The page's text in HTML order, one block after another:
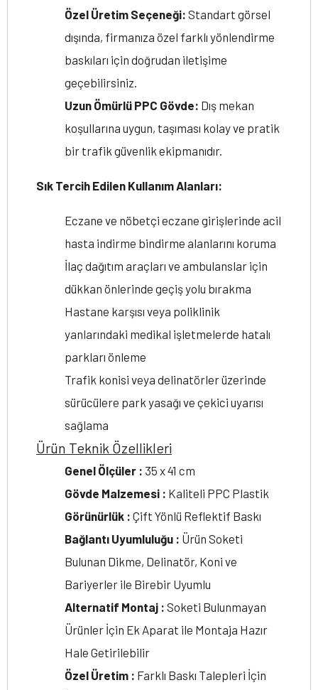
Özel Üretim Seçeneği: Standart görsel
dışında, firmanıza özel farklı yönlendirme
baskıları için doğrudan iletişime
geçebilirsiniz.
Uzun Ömürlü PPC Gövde: Dış mekan
koşullarına uygun, taşıması kolay ve pratik
bir trafik güvenlik ekipmanıdır.
Sık Tercih Edilen Kullanım Alanları:
Eczane ve nöbetçi eczane girişlerinde acil
hasta indirme bindirme alanlarını koruma
İlaç dağıtım araçları ve ambulanslar için
dükkan önlerinde geçiş yolu bırakma
Hastane karşısı veya poliklinik
yanlarındaki medikal işletmelerde hatalı
parkları önleme
Trafik konisi veya delinatörler üzerinde
sürücülere park yasağı ve çekici uyarısı
sağlama
Ürün Teknik Özellikleri
Genel Ölçüler : 35 x 41 cm
Gövde Malzemesi : Kaliteli PPC Plastik
Görünürlük : Çift Yönlü Reflektif Baskı
Bağlantı Uyumluluğu : Ürün Soketi
Bulunan Dikme, Delinatör, Koni ve
Bariyerler ile Birebir Uyumlu
Alternatif Montaj : Soketi Bulunmayan
Ürünler İçin Ek Aparat ile Montaja Hazır
Hale Getirilebilir
Özel Üretim : Farklı Baskı Talepleri İçin